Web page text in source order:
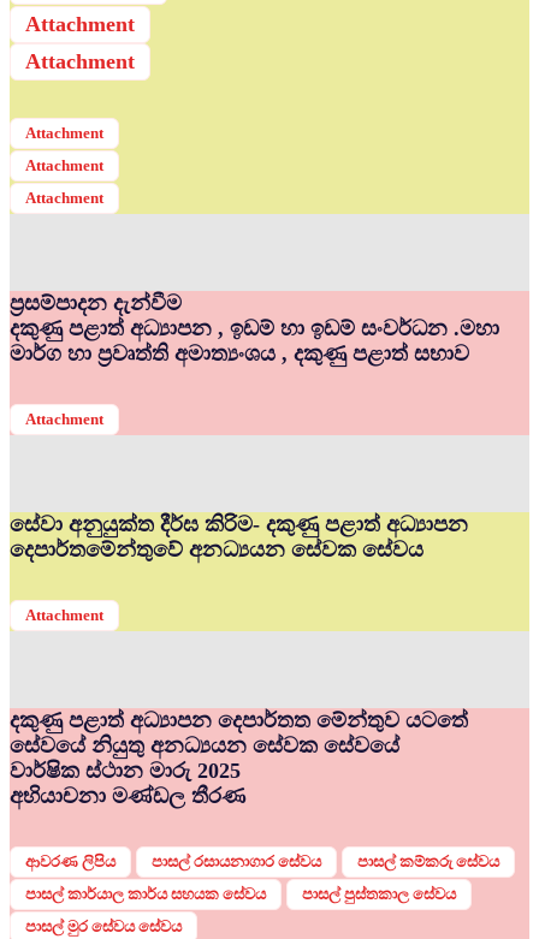
Attachment
Attachment
Attachment
Attachment
Attachment
ප්‍රසම්පාදන දැන්වීම
දකුණු පළාත් අධ්‍යාපන , ඉඩම් හා ඉඩම් සංවර්ධන .මහා
මාර්ග හා ප්‍රවෘත්ති අමාත්‍යංශය , දකුණු පළාත් සභාව
Attachment
සේවා අනුයුක්ත දීර්ඝ කිරිම- දකුණු පළාත් අධ්‍යාපන
දෙපාර්තමේන්තුවේ අනධ්‍යයන සේවක සේවය
Attachment
දකුණු පළාත් අධ්‍යාපන දෙපාර්තත මේන්තුව යටතේ
සේවයේ නියුතු අනධ්‍යයන සේවක සේවයේ
වාර්ෂික ස්ථාන මාරු 2025
අභියාචනා මණ්ඩල තීරණ
ආවරණ ලිපිය පාසල් රසායනාගාර සේවය
පාසල් කම්කරු සේවය
පාසල් කාර්යාල කාර්ය සහයක සේවය
පාසල් පුස්තකාල සේවය
පාසල් මුර සේවය සේවය